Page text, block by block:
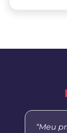
“Meu